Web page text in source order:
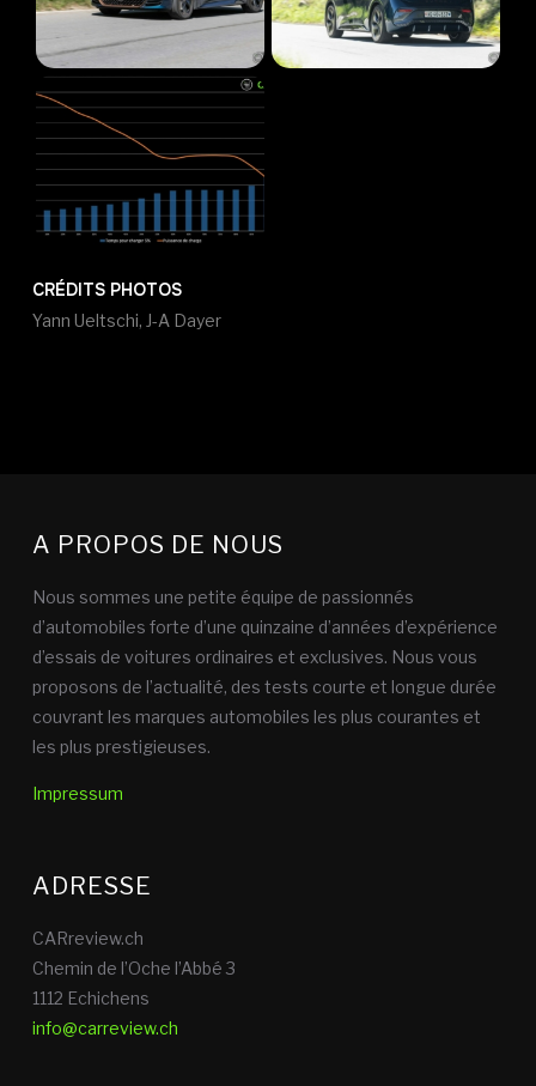
CRÉDITS PHOTOS
Yann Ueltschi, J-A Dayer
A PROPOS DE NOUS
Nous sommes une petite équipe de passionnés
d’automobiles forte d’une quinzaine d’années d’expérience
d’essais de voitures ordinaires et exclusives. Nous vous
proposons de l’actualité, des tests courte et longue durée
couvrant les marques automobiles les plus courantes et
les plus prestigieuses.
Impressum
ADRESSE
CARreview.ch
Chemin de l’Oche l’Abbé 3
1112 Echichens
info@carreview.ch